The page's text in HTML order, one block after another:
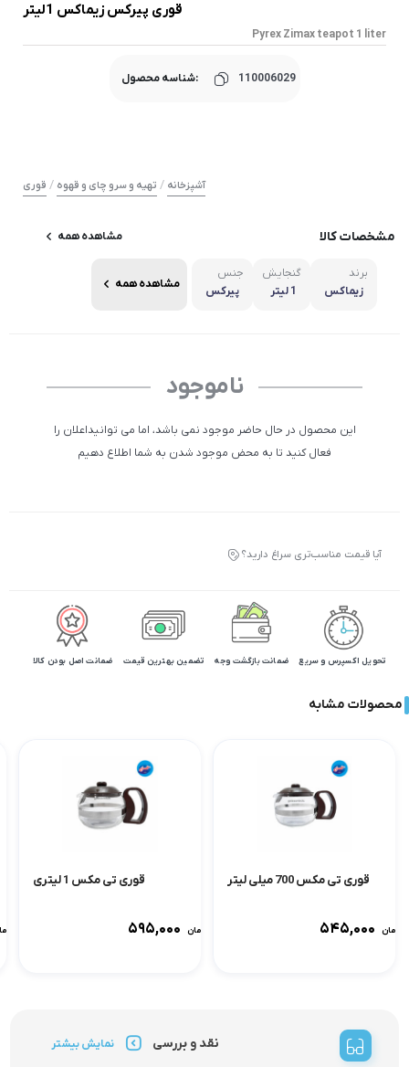
قوری پیرکس زیماکس 1لیتر
Pyrex Zimax teapot 1 liter
شناسه محصول: 110006029
آشپزخانه / تهیه و سرو چای و قهوه / قوری
مشخصات کالا مشاهده همه
برند
زیماکس
گنجایش
1 لیتر
جنس
پیرکس
مشاهده همه
ناموجود
این محصول در حال حاضر موجود نمی باشد، اما می توانیداعلان را
فعال کنید تا به محض موجود شدن به شما اطلاع دهیم
آیا قیمت مناسب‌تری سراغ دارید؟
تحویل اکسپرس و سریع ضمانت بازگشت وجه تضمین بهترین قیمت ضمانت اصل بودن کالا
محصولات مشابه
قوری تی مکس 700 میلی لیتر
۵۴۵,۰۰۰ تومان
قوری تی مکس 1 لیتری
۵۹۵,۰۰۰ تومان
نقد و بررسی نمایش بیشتر